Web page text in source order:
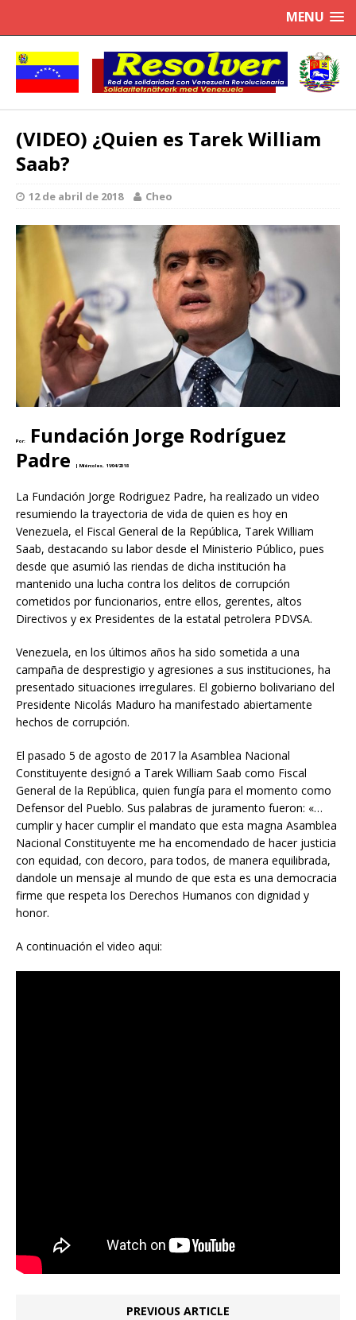
MENU
(VIDEO) ¿Quien es Tarek William
Saab?
12 de abril de 2018 Cheo
Por:
Fundación Jorge Rodríguez
Padre
| Miércoles, 11/04/2018
La Fundación Jorge Rodriguez Padre, ha realizado un video
resumiendo la trayectoria de vida de quien es hoy en
Venezuela, el Fiscal General de la República, Tarek William
Saab, destacando su labor desde el Ministerio Público, pues
desde que asumió las riendas de dicha institución ha
mantenido una lucha contra los delitos de corrupción
cometidos por funcionarios, entre ellos, gerentes, altos
Directivos y ex Presidentes de la estatal petrolera PDVSA.
Venezuela, en los últimos años ha sido sometida a una
campaña de desprestigio y agresiones a sus instituciones, ha
presentado situaciones irregulares. El gobierno bolivariano del
Presidente Nicolás Maduro ha manifestado abiertamente
hechos de corrupción.
El pasado 5 de agosto de 2017 la Asamblea Nacional
Constituyente designó a Tarek William Saab como Fiscal
General de la República, quien fungía para el momento como
Defensor del Pueblo. Sus palabras de juramento fueron: «…
cumplir y hacer cumplir el mandato que esta magna Asamblea
Nacional Constituyente me ha encomendado de hacer justicia
con equidad, con decoro, para todos, de manera equilibrada,
dandole un mensaje al mundo de que esta es una democracia
firme que respeta los Derechos Humanos con dignidad y
honor.
A continuación el video aqui:
PREVIOUS ARTICLE